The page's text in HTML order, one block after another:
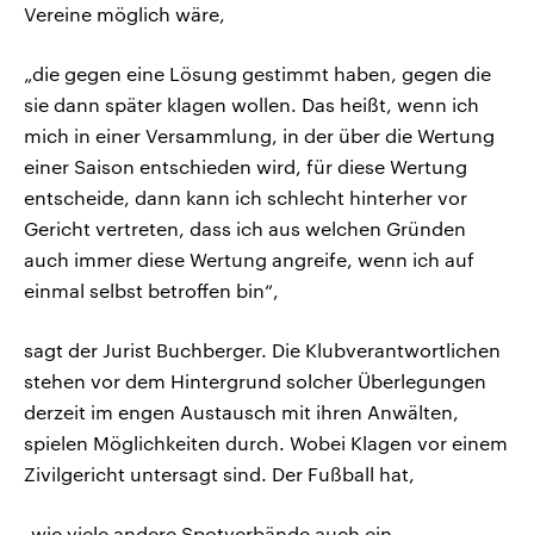
Vereine möglich wäre,
„die gegen eine Lösung gestimmt haben, gegen die
sie dann später klagen wollen. Das heißt, wenn ich
mich in einer Versammlung, in der über die Wertung
einer Saison entschieden wird, für diese Wertung
entscheide, dann kann ich schlecht hinterher vor
Gericht vertreten, dass ich aus welchen Gründen
auch immer diese Wertung angreife, wenn ich auf
einmal selbst betroffen bin“,
sagt der Jurist Buchberger. Die Klubverantwortlichen
stehen vor dem Hintergrund solcher Überlegungen
derzeit im engen Austausch mit ihren Anwälten,
spielen Möglichkeiten durch. Wobei Klagen vor einem
Zivilgericht untersagt sind. Der Fußball hat,